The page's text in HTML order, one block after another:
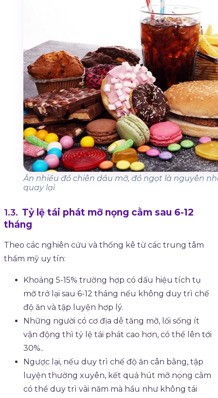
Ăn nhiều đồ chiên dầu mỡ, đồ ngọt là nguyên
quay lại
Tỷ lệ tái phát mỡ nọng cằm sau 6-12
tháng
Theo các nghiên cứu và thống kê từ các trung tâm
thẩm mỹ uy tín:
Khoảng 5-15% trường hợp có dấu hiệu tích tụ
mỡ trở lại sau 6-12 tháng nếu không duy trì chế
độ ăn và tập luyện hợp lý.
Những người có cơ địa dễ tăng mỡ, lối sống ít
vận động thì tỷ lệ tái phát cao hơn, có thể lên tới
30%..
Ngược lại, nếu duy trì chế độ ăn cân bằng, tập
luyện thường xuyên, kết quả hút mỡ nọng cằm
có thể duy trì vài năm mà hầu như không tái